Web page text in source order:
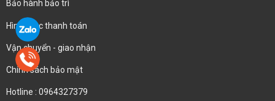
Bảo hành bảo trì
Hình thức thanh toán
Vận chuyển - giao nhận
Chính sách bảo mật
Hotline : 0964327379